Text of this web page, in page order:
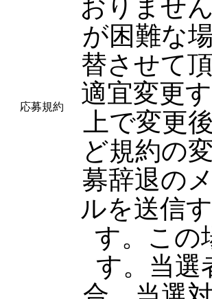
応募規約
おりませ
が困難な
替させて
適宜変更
上で変更
ど規約の
募辞退の
ルを送信
す。この
す。当選